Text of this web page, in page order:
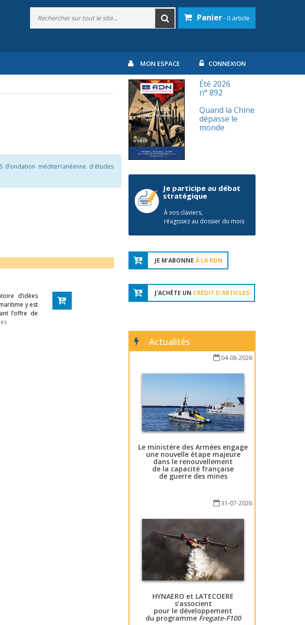
Panier- 0 article
MON ESPACE CONNEXION
(Fondation méditerranéenne d'études
d’idées
y est
l’offre de
Été 2026
n° 892
Quand la Chine
dépasse le
monde
Je participe au débat
stratégique
À vos claviers,
réagissez au dossier du mois
JE M'ABONNE À LA RDN
J'ACHÈTE UN CRÉDIT D'ARTICLES
Actualités
04-08-2026
Le ministère des Armées engage
une nouvelle étape majeure
dans le renouvellement
de la capacité française
de guerre des mines
31-07-2026
HYNAERO et LATECOERE
s’associent
pour le développement
du programme Fregate-F100